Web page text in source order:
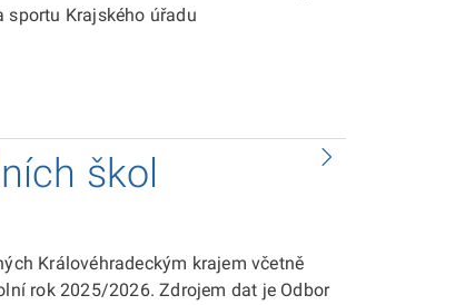
Krajského úřadu
škol
Královéhradeckým krajem včetně
rok 2025/2026. Zdrojem dat je Odbor